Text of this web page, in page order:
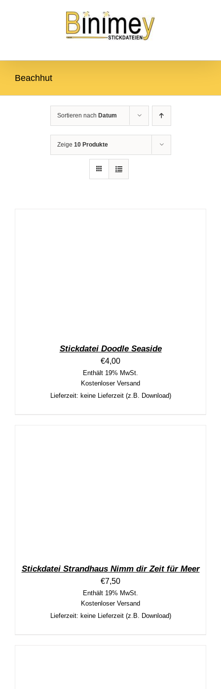
Beachhut
Sortieren nach Datum
Zeige 10 Produkte
Stickdatei Doodle Seaside
€4,00
Enthält 19% MwSt.
Kostenloser Versand
Lieferzeit: keine Lieferzeit (z.B. Download)
Stickdatei Strandhaus Nimm dir Zeit für Meer
€7,50
Enthält 19% MwSt.
Kostenloser Versand
Lieferzeit: keine Lieferzeit (z.B. Download)